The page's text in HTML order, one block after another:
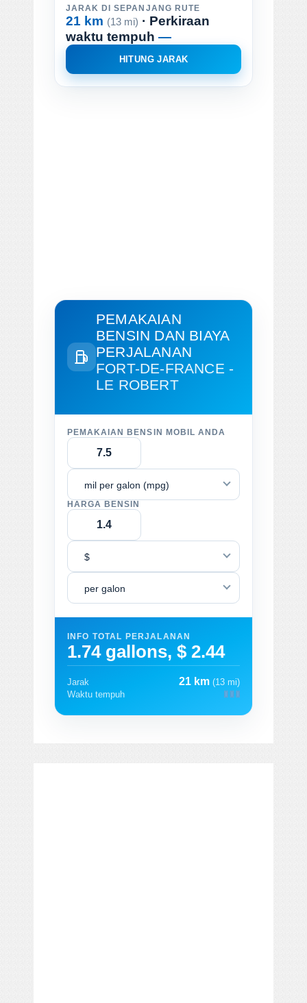
JARAK DI SEPANJANG RUTE
21 km (13 mi) · Perkiraan
waktu tempuh —
HITUNG JARAK
PEMAKAIAN
BENSIN DAN BIAYA
PERJALANAN
FORT-DE-FRANCE -
LE ROBERT
PEMAKAIAN BENSIN MOBIL ANDA
mil per galon (mpg)
HARGA BENSIN
$
per galon
INFO TOTAL PERJALANAN
1.74 gallons, $ 2.44
Jarak 21 km (13 mi)
Waktu tempuh